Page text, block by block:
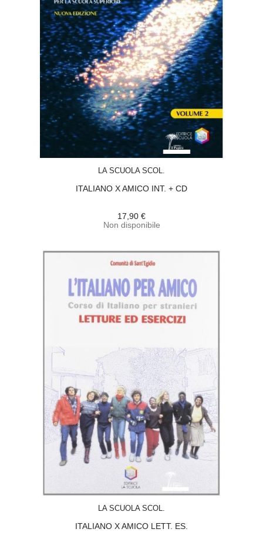
LA SCUOLA SCOL.
ITALIANO X AMICO INT. + CD
17,90 €
Non disponibile
LA SCUOLA SCOL.
ITALIANO X AMICO LETT. ES.